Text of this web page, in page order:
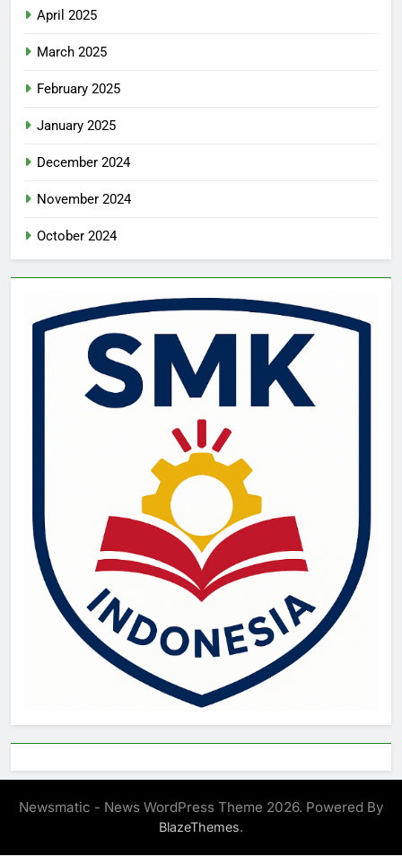
April 2025
March 2025
February 2025
January 2025
December 2024
November 2024
October 2024
Newsmatic - News WordPress Theme 2026. Powered By
BlazeThemes.